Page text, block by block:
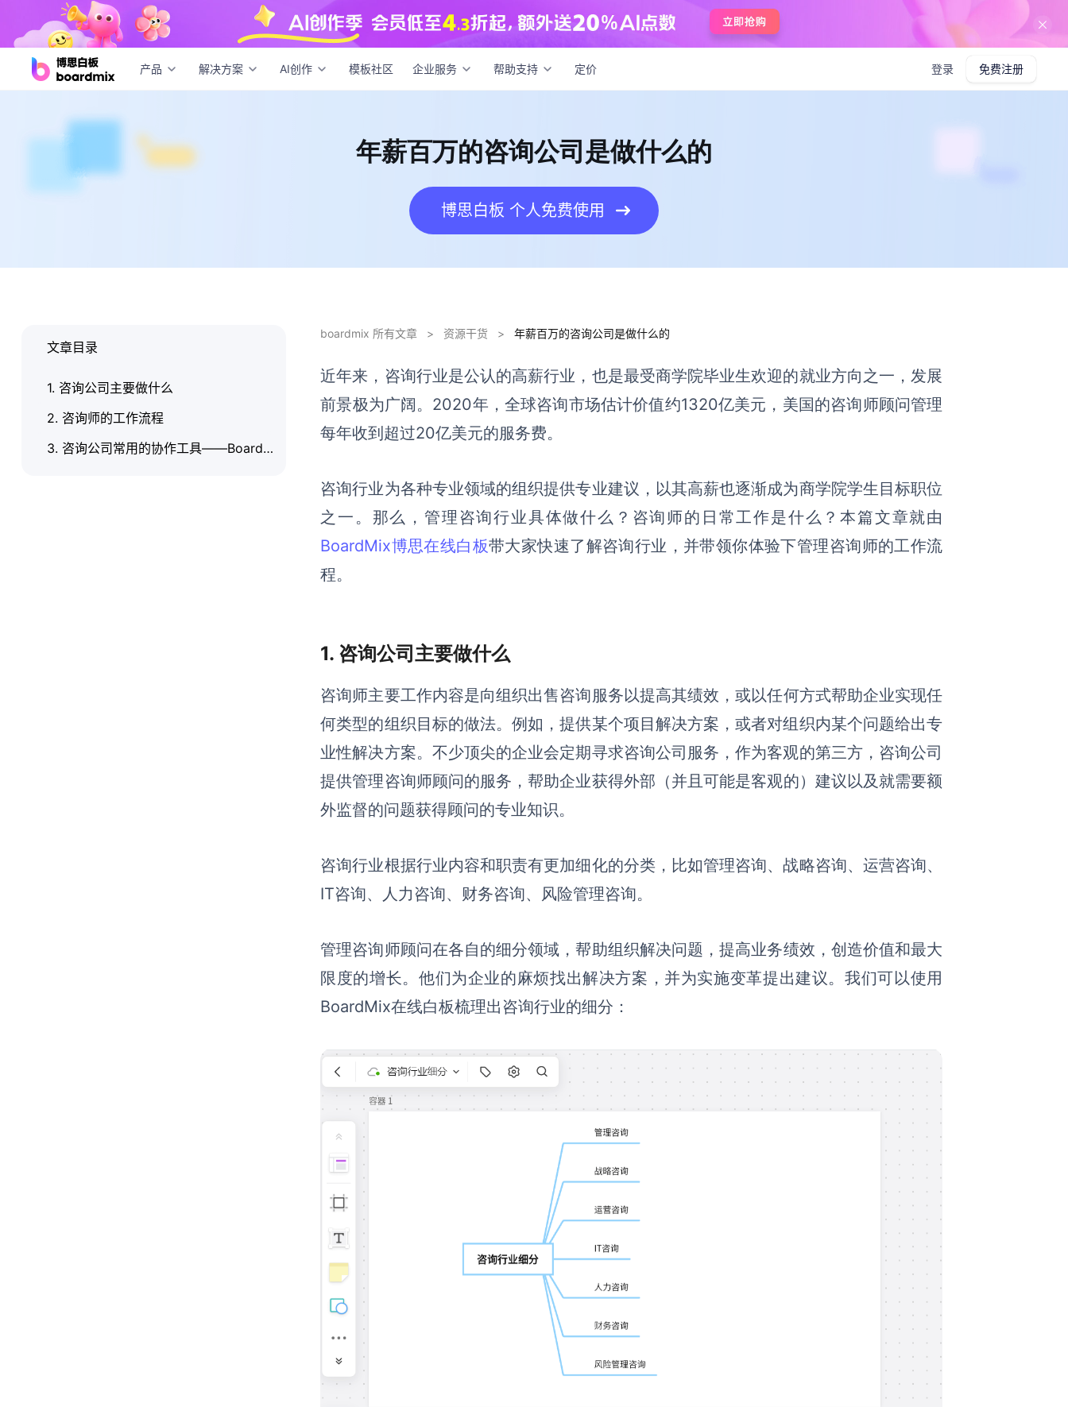
产品 解决方案 AI创作 模板社区 企业服务 帮助支持 定价 登录 免费注册
年薪百万的咨询公司是做什么的
年薪百万的咨询公司是做什么的
博思白板 个人免费使用
boardmix 所有文章 > 资源干货 > 年薪百万的咨询公司是做什么的
近年来，咨询行业是公认的高薪行业，也是最受商学院毕业生欢迎的就业方向之一，发展
前景极为广阔。2020年， 全球咨询市场估计价值约1320亿美元，美国的咨询师顾问管理
每年收到超过20亿美元的服务费。
咨询行业为各种专业领域的组织提供专业建议，以其高薪也逐渐成为商学院学生目标职位
之一。那么，管理咨询行业具体做什么？咨询师的日常工作是什么？本篇文章就由
BoardMix博思在线白板带大家快速了解咨询行业，并带领你体验下管理咨询师的工作流
程。
1. 咨询公司主要做什么
咨询师主要工作内容是向组织出售咨询服务以提高其绩效，或以任何方式帮助企业实现任
何类型的组织目标的做法。例如，提供某个项目解决方案，或者对组织内某个问题给出专
业性解决方案。不少顶尖的企业会定期寻求咨询公司服务，作为客观的第三方，咨询公司
提供管理咨询师顾问的服务，帮助企业获得外部（并且可能是客观的）建议以及就需要额
外监督的问题获得顾问的专业知识。
咨询行业根据行业内容和职责有更加细化的分类，比如管理咨询、战略咨询、运营咨询、
IT咨询、人力咨询、财务咨询、风险管理咨询。
管理咨询师顾问在各自的细分领域，帮助组织解决问题，提高业务绩效，创造价值和最大
限度的增长。他们为企业的麻烦找出解决方案，并为实施变革提出建议。我们可以使用
BoardMix在线白板梳理出咨询行业的细分：
文章目录
1. 咨询公司主要做什么
2. 咨询师的工作流程
3. 咨询公司常用的协作工具——BoardMix